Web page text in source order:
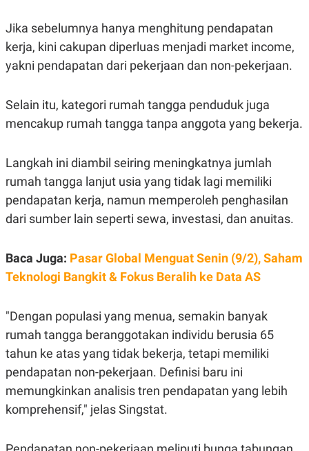
T
A
T
A
E
N
T
V
P
S
U
JARINGAN
N
A
C
A
D
M
Y
E
S
L
E
A
E
I
D
LK
Jika sebelumnya hanya menghitung pendapatan
kerja, kini cakupan diperluas menjadi market income,
yakni pendapatan dari pekerjaan dan non-pekerjaan.
Selain itu, kategori rumah tangga penduduk juga
mencakup rumah tangga tanpa anggota yang bekerja.
Langkah ini diambil seiring meningkatnya jumlah
rumah tangga lanjut usia yang tidak lagi memiliki
pendapatan kerja, namun memperoleh penghasilan
dari sumber lain seperti sewa, investasi, dan anuitas.
Baca Juga: Pasar Global Menguat Senin (9/2), Saham
Teknologi Bangkit & Fokus Beralih ke Data AS
"Dengan populasi yang menua, semakin banyak
rumah tangga beranggotakan individu berusia 65
tahun ke atas yang tidak bekerja, tetapi memiliki
pendapatan non-pekerjaan. Definisi baru ini
memungkinkan analisis tren pendapatan yang lebih
komprehensif," jelas Singstat.